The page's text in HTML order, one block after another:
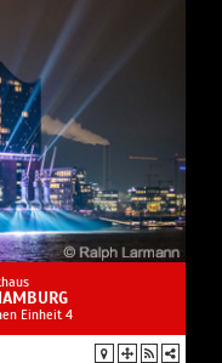
Einheit 4